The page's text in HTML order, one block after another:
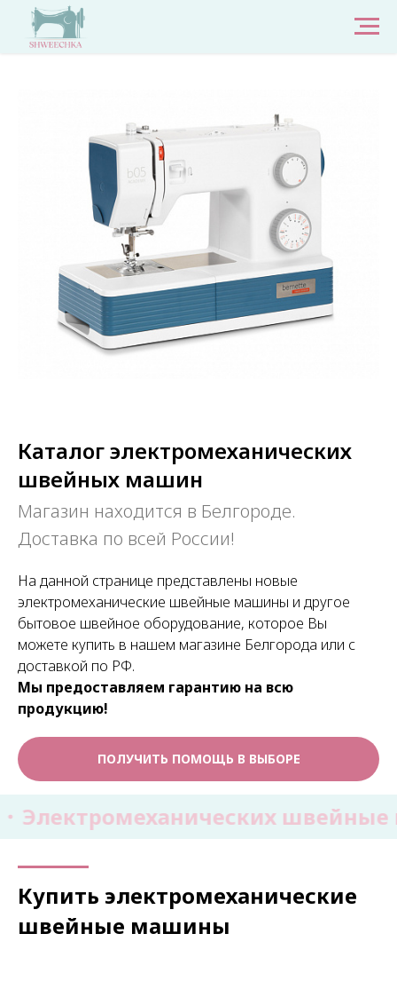
Каталог электромеханических
швейных машин
Магазин находится в Белгороде.
Доставка по всей России!
На данной странице представлены новые
электромеханические швейные машины и другое
бытовое швейное оборудование, которое Вы
можете купить в нашем магазине Белгорода или с
доставкой по РФ.
Мы предоставляем гарантию на всю
продукцию!
ПОЛУЧИТЬ ПОМОЩЬ В ВЫБОРЕ
швейные
Купить электромеханические
швейные машины